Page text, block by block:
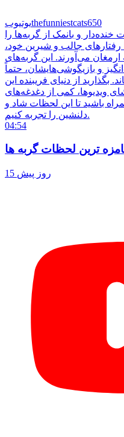
یوتیوبthefunniestcats650
و بانمک از گربه‌ها را
رفتارهای جالب و شیرین خود،
می‌آورند. این گربه‌های
و بازیگوشی‌هایشان، حتماً
بگذارید از دنیای فریبنده این
ویدیوها، کمی از دغدغه‌های
باشید تا این لحظات شاد و
دلنشین را تجربه کنیم.
04:54
ترین لحظات گربه ها
15 روز پیش